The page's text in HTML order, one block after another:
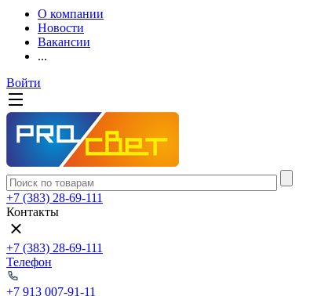
О компании
Новости
Вакансии
...
Войти
+7 (383) 28-69-111
Контакты
+7 (383) 28-69-111
Телефон
+7 913 007-91-11